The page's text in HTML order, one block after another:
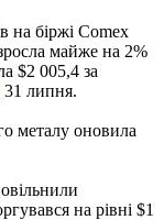
на біржі Comex
майже на 2%
$2 005,4 за
31 липня.
металу оновила
на рівні $1